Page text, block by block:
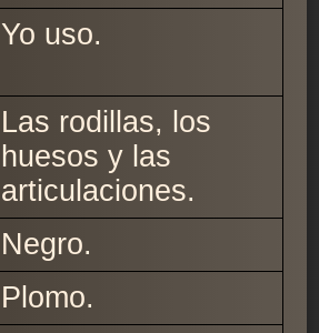
Yo uso.
Las rodillas, los
huesos y las
articulaciones.
Negro.
Plomo.